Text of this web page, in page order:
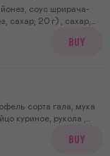
соус шрирача-
сахар; 20 г) , сахар,
соль, сахар; 30
BUY
сорта гала, мука
куриное, рукола ,
укроп, огурцы- BUY